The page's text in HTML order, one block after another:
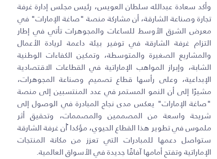
وأكد سعادة عبدالله سلطان العويس، رئيس مجلس إدارة غرفة
تجارة وصناعة الشارقة، أن مشاركة منصة "صاغة الإمارات" في
معرض الشرق الأوسط للساعات والمجوهرات تأتي في إطار
التزام غرفة الشارقة في توفير بيئة داعمة لريادة الأعمال
والمشاريع الصغيرة والمتوسطة، وتمكين الكفاءات الوطنية
الشابة، وإبراز المواهب الإماراتية في القطاعات الاقتصادية
الإبداعية، وعلى رأسها قطاع تصميم وصناعة المجوهرات،
مشيرًا إلى أن النمو المستمر في عدد المنتسبين إلى منصة
"صاغة الإمارات" يعكس مدى نجاح المبادرة في الوصول إلى
شريحة واسعة من المصممين والمصممات، وتحقيق أثر
ملموس في تطوير هذا القطاع الحيوي، مؤكدا ًأن غرفة الشارقة
ستواصل دعمها للمبادرات التي تعزز من مكانة المنتجات
الإماراتية وتفتح أمامها آفاقًا جديدة في الأسواق العالمية.